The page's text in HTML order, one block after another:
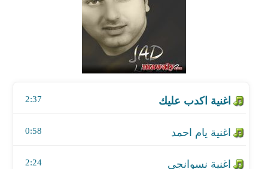
2:37
اغنية يام احمد
0:58
اغنية نسوانجي
2:24
اغنية حايره
اغنية بفكر في اللي ناسيني
اغنية انا باعشقك